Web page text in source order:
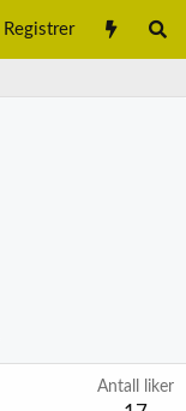
Registrer
Antall liker